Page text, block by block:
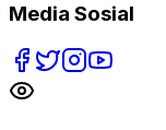
Media Sosial